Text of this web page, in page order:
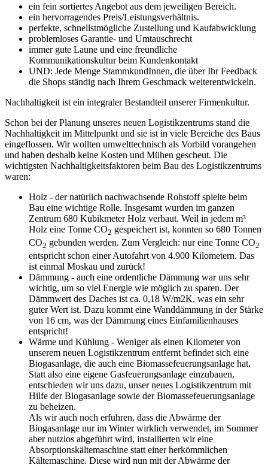
ein fein sortiertes Angebot aus dem jeweiligen Bereich.
ein hervorragendes Preis/Leistungsverhältnis.
perfekte, schnellstmögliche Zustellung und Kaufabwicklung
problemloses Garantie- und Umtauschrecht
immer gute Laune und eine freundliche
Kommunikationskultur beim Kundenkontakt
UND: Jede Menge StammkundInnen, die über Ihr Feedback
die Shops ständig nach Ihrem Geschmack weiterentwickeln.
Nachhaltigkeit ist ein integraler Bestandteil unserer Firmenkultur.
Schon bei der Planung unseres neuen Logistikzentrums stand die
Nachhaltigkeit im Mittelpunkt und sie ist in viele Bereiche des Baus
eingeflossen. Wir wollten umwelttechnisch als Vorbild vorangehen
und haben deshalb keine Kosten und Mühen gescheut. Die
wichtigsten Nachhaltigkeitsfaktoren beim Bau des Logistikzentrums
waren:
Holz - der natürlich nachwachsende Rohstoff spielte beim
Bau eine wichtige Rolle. Insgesamt wurden im ganzen
Zentrum 680 Kubikmeter Holz verbaut. Weil in jedem m³
Holz eine Tonne CO2 gespeichert ist, konnten so 680 Tonnen
CO2 gebunden werden. Zum Vergleich: nur eine Tonne CO2
entspricht schon einer Autofahrt von 4.900 Kilometern. Das
ist einmal Moskau und zurück!
Dämmung - auch eine ordentliche Dämmung war uns sehr
wichtig, um so viel Energie wie möglich zu sparen. Der
Dämmwert des Daches ist ca. 0,18 W/m2K, was ein sehr
guter Wert ist. Dazu kommt eine Wanddämmung in der Stärke
von 16 cm, was der Dämmung eines Einfamilienhauses
entspricht!
Wärme und Kühlung - Weniger als einen Kilometer von
unserem neuen Logistikzentrum entfernt befindet sich eine
Biogasanlage, die auch eine Biomassefeuerungsanlage hat.
Statt also eine eigene Gasfeuerungsanlage einzubauen,
entschieden wir uns dazu, unser neues Logistikzentrum mit
Hilfe der Biogasanlage sowie der Biomassefeuerungsanlage
zu beheizen.
Als wir auch noch erfuhren, dass die Abwärme der
Biogasanlage nur im Winter wirklich verwendet, im Sommer
aber nutzlos abgeführt wird, installierten wir eine
Absorptionskältemaschine statt einer herkömmlichen
Kältemaschine. Diese wird nun mit der Abwärme der